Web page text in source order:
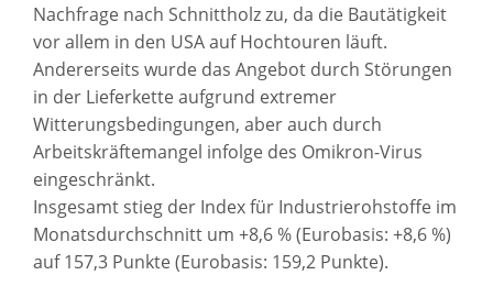
Nachfrage nach Schnittholz zu, da die Bautätigkeit
vor allem in den USA auf Hochtouren läuft.
Andererseits wurde das Angebot durch Störungen
in der Lieferkette aufgrund extremer
Witterungsbedingungen, aber auch durch
Arbeitskräftemangel infolge des Omikron-Virus
eingeschränkt.
Insgesamt stieg der Index für Industrierohstoffe im
Monatsdurchschnitt um +8,6 % (Eurobasis: +8,6 %)
auf 157,3 Punkte (Eurobasis: 159,2 Punkte).